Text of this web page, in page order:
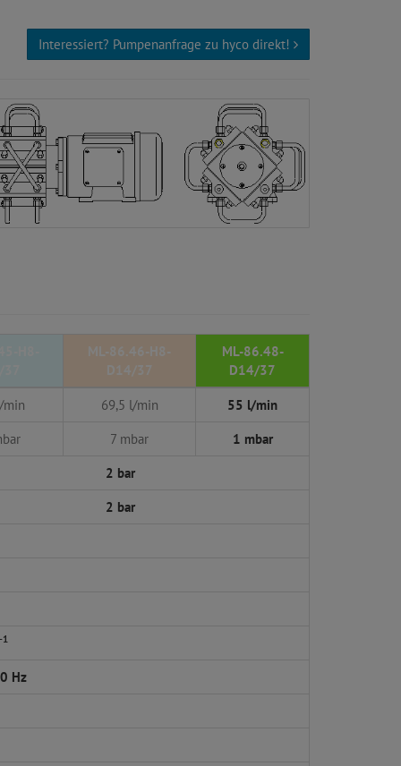
Interessiert? Pumpenanfrage zu hyco direkt!
ML-86.46-H8-
D14/37
ML-86.48-
D14/37
69,5 l/min
55 l/min
7 mbar
1 mbar
2 bar
2 bar
1
Hz